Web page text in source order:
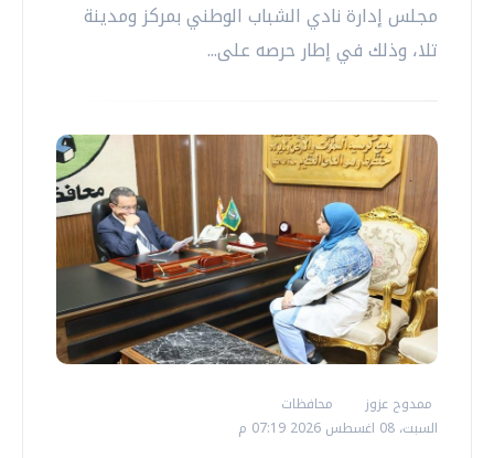
مجلس إدارة نادي الشباب الوطني بمركز ومدينة
تلا، وذلك في إطار حرصه على...
ممدوح عزوز
محافظات
السبت، 08 اغسطس 2026 07:19 م